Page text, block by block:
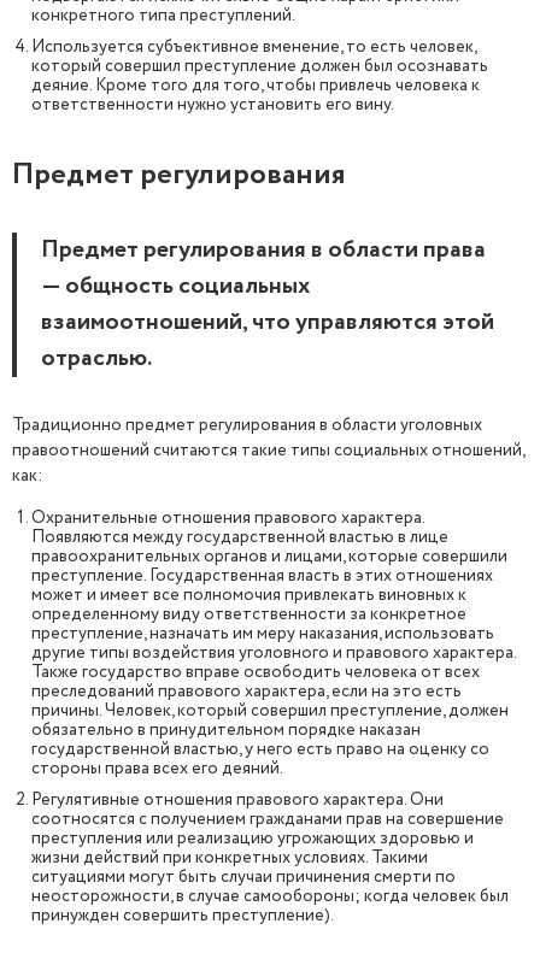
конкретного типа преступлений.
Используется субъективное вменение, то есть человек,
который совершил преступление должен был осознавать
деяние. Кроме того для того, чтобы привлечь человека к
ответственности нужно установить его вину.
Предмет регулирования
Предмет регулирования в области права
— общность социальных
взаимоотношений, что управляются этой
отраслью.
Традиционно предмет регулирования в области уголовных
правоотношений считаются такие типы социальных отношений,
как:
Охранительные отношения правового характера.
Появляются между государственной властью в лице
правоохранительных органов и лицами, которые совершили
преступление. Государственная власть в этих отношениях
может и имеет все полномочия привлекать виновных к
определенному виду ответственности за конкретное
преступление, назначать им меру наказания, использовать
другие типы воздействия уголовного и правового характера.
Также государство вправе освободить человека от всех
преследований правового характера, если на это есть
причины. Человек, который совершил преступление, должен
обязательно в принудительном порядке наказан
государственной властью, у него есть право на оценку со
стороны права всех его деяний.
Регулятивные отношения правового характера. Они
соотносятся с получением гражданами прав на совершение
преступления или реализацию угрожающих здоровью и
жизни действий при конкретных условиях. Такими
ситуациями могут быть случаи причинения смерти по
неосторожности, в случае самообороны; когда человек был
принужден совершить преступление).